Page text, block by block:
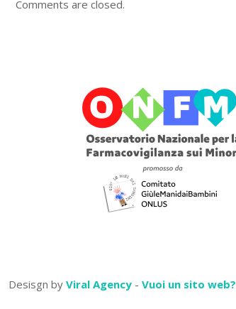
Comments are closed.
Desisgn by Viral Agency - Vuoi un sito web?